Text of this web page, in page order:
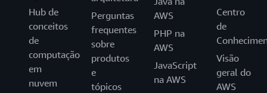
Hub de
conceitos
de
computação
em
nuvem
Perguntas
frequentes
sobre
produtos
e
tópicos
AWS
PHP na
AWS
JavaScript
na AWS
Centro
de
Visão
geral do
AWS